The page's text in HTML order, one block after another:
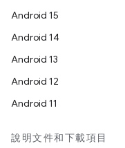
Android 15
Android 14
Android 13
Android 12
Android 11
說明文件和下載項目